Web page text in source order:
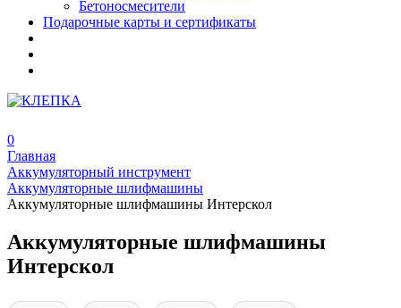
Бетоносмесители
Подарочные карты и сертификаты
0
Главная
Аккумуляторный инструмент
Аккумуляторные шлифмашины
Аккумуляторные шлифмашины Интерскол
Аккумуляторные шлифмашины
Интерскол